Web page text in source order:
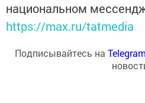
национальном
https://max.ru/tatmedia
Подписывайтесь на